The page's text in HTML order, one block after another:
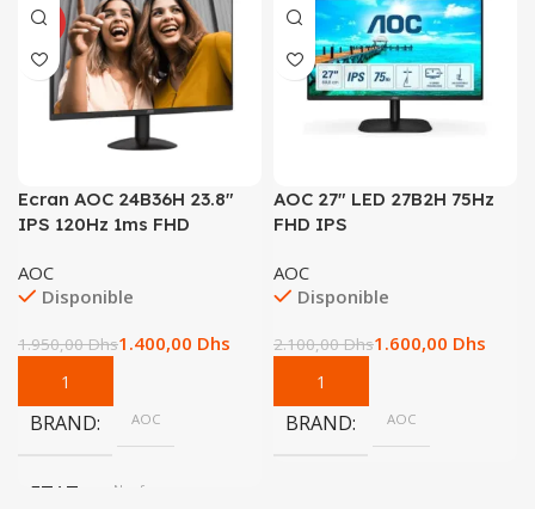
NEUF
Ecran AOC 24B36H 23.8″
IPS 120Hz 1ms FHD
AOC
Disponible
1.950,00Dhs1.400,00 Dhs
BRAND AOC
ETAT Neuf
AOC 27″ LED 27B2H 75Hz
FHD IPS
AOC
Disponible
2.100,00Dhs1.600,00 Dhs
BRAND AOC